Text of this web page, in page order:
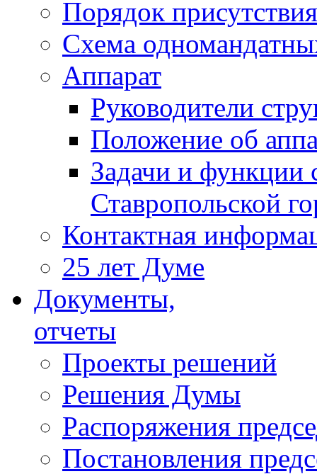
Порядок
Схема
Аппарат
Руководители
Положение об
Задачи и функции
Ставропольской
Контактная
25 лет Думе
Документы,
отчеты
Проекты решений
Решения Думы
Распоряжения
Постановления